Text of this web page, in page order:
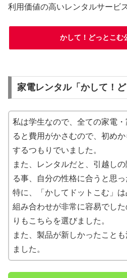
利用価値の高いレンタルサービ
かして！どっとこむ
家電レンタル「かして！
私は学生なので、全ての家電
ると費用がかさむので、初め
するつもりでいました。
また、レンタルだと、引越し
る事、自分の性格に合うと思っ
特に、「かしてドットこむ」は
組み合わせが非常に容易でした
りもこちらを選びました。
また、製品が新しかったことも
ました。